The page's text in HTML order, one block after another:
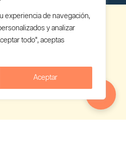
experiencia de navegación,
y analizar
todo", aceptas
Aceptar